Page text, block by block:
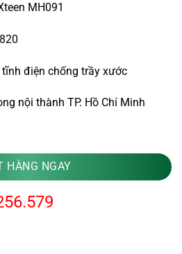
MH091
điện chống trầy xước
nội thành TP. Hồ Chí Minh
HÀNG NGAY